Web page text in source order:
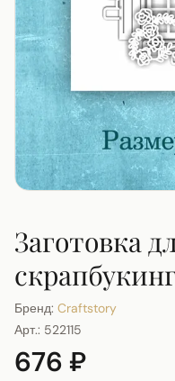
Заготовка
Бренд: Craftstory
Арт.: 522115
676 ₽